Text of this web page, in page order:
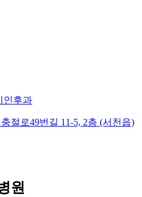
인후과
절로49번길 11-5, 2층 (서천읍)
원